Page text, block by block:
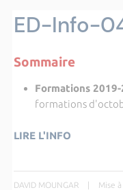
ED-Info-
Sommaire
Formations 2019-
formations
LIRE L'INFO
DAVID MOUNGAR | Mise